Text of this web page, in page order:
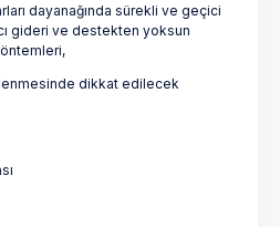
dayanağında sürekli ve geçici
gideri ve destekten yoksun
dikkat edilecek